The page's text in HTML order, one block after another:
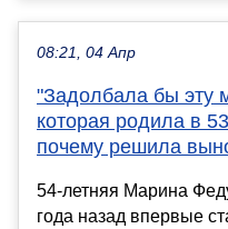
08:21, 04 Апр
"Задолбала бы эту
которая родила в
почему решила
54-летняя Марина
года назад впервые